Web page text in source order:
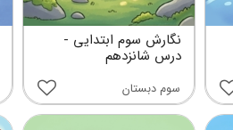
نگارش سوم ابتدایی -
درس شانزدهم
سوم دبستان